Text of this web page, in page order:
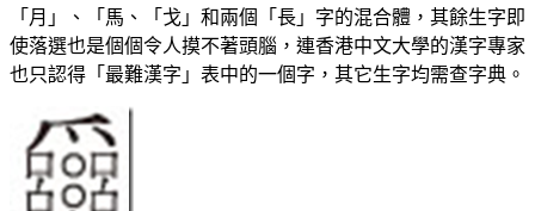
「月」、「馬、「戈」和兩個「長」字的混合體，其餘生字即
使落選也是個個令人摸不著頭腦，連香港中文大學的漢字專家
也只認得「最難漢字」表中的一個字，其它生字均需查字典。